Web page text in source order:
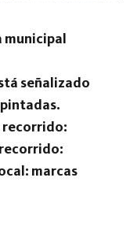
municipal
señalizado
recorrido:
marcas